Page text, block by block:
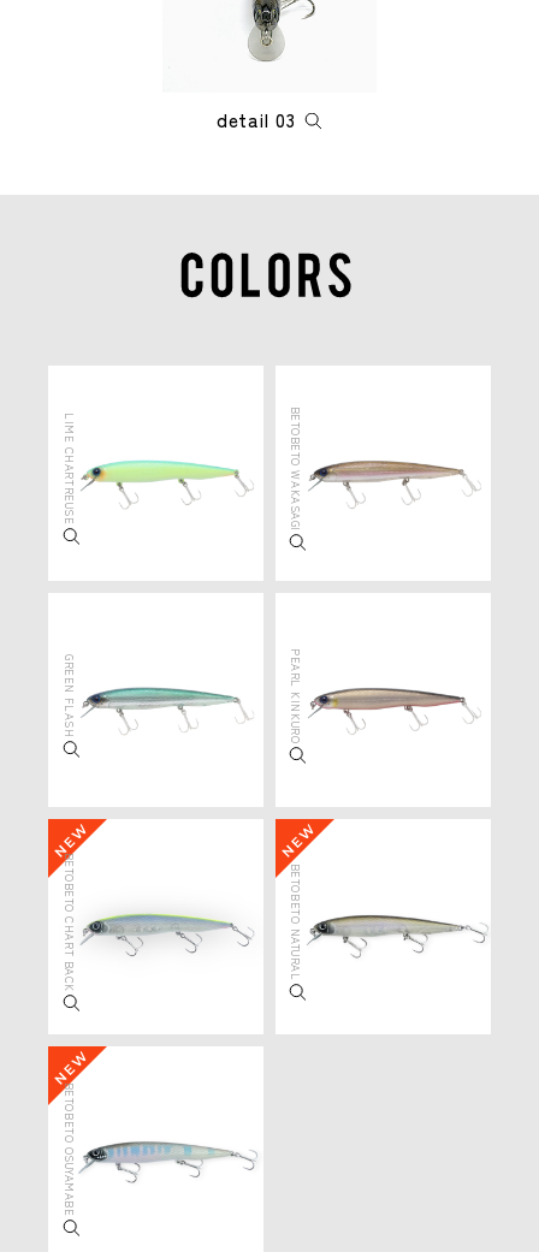
detail 03
LIME CHARTREUSE BETOBETO WAKASAGI
GREEN FLASH PEARL KINKURO
BETOBETO CHART BACK BETOBETO NATURAL
BETOBETO OSUYAMABE